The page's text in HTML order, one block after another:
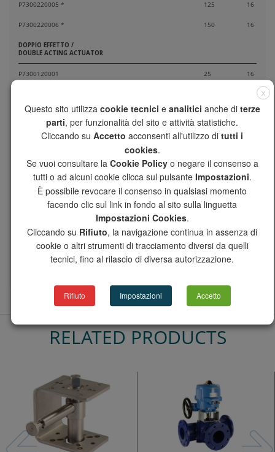
P7300220005 * 125 16
P7300220006 * 150 16
DOPPIO EFFETTO /
DOUBLE ACTING ACTUATOR
P7300120001 25 16
P7300120112 40 16
P7300120002 50
P7300120003 80 16
P7300120004 100
P7300120006 * 150 16
* eventuale base di montaggio per elettrovalvola: BADA32
connection kit for solenoide valve: BADA32
RELATED PRODUCTS
Previous
X
Questo sito utilizza cookie tecnici e analitici anche di terze
parti, per funzionalità del sito e attività statistiche.
Cliccando su Accetto acconsenti all'utilizzo di tutti i
cookies.
Se vuoi consultare la Cookie Policyo negare il consenso a
tutti o ad alcuni cookie clicca sul pulsante Impostazioni.
È possibile revocare il consenso in qualsiasi momento
facendo clic sul link in fondo al sito sulla linguetta
Impostazioni Cookies.
Cliccando su Rifiuto, la navigazione continua in assenza di
cookie o altri strumenti di tracciamento diversi da quelli
tecnici, fino al rilascio di diversa autorizzazione.
Rifiuto Impostazioni Accetto